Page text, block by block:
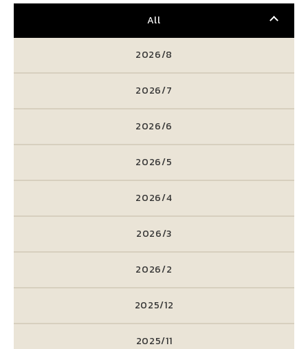
All
2026/8
2026/7
2026/6
2026/5
2026/4
2026/3
2026/2
2025/12
2025/11